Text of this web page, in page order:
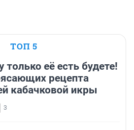
ТОП 5
только её есть будете!
рецепта
кабачковой икры
3